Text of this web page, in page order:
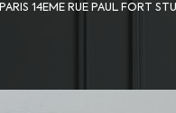
PARIS 14EME RUE PAUL FORT